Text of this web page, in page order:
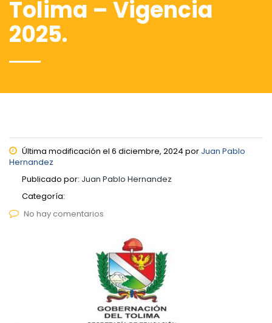
Tolima – Vigencia
2025.
Última modificación el 6 diciembre, 2024 por Juan Pablo
Hernandez
Publicado por: Juan Pablo Hernandez
Categoría:
No hay comentarios